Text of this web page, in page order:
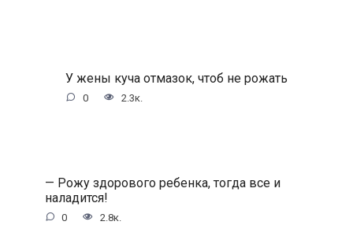
У жены куча отмазок, чтоб не рожать
0 2.3к.
— Рожу здорового ребенка, тогда все и
наладится!
0 2.8к.